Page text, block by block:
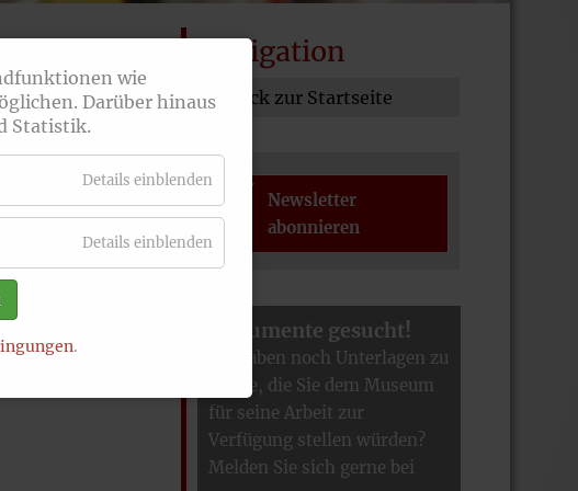
Navigation
Zurück zur Startseite
Newsletter
abonnieren
Dokumente gesucht!
Sie haben noch Unterlagen zu
Hause, die Sie dem Museum
für seine Arbeit zur
Verfügung stellen würden?
Melden Sie sich gerne bei
wie
Darüber hinaus
Statistik.
Details einblenden
Details einblenden
.